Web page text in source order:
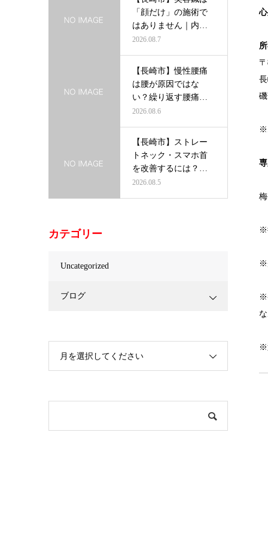
※
※
※
※
※
「顔だけ」の施術で
はありません｜内側
から輝く美し…
2026.08.7
【長崎市】慢性腰痛
は腰が原因ではな
い？繰り返す腰痛を
根本から改善す…
2026.08.6
【長崎市】ストレー
トネック・スマホ首
を改善するには？首
だけを治療し…
2026.08.5
カテゴリー
Uncategorized
ブログ
月を選択してください